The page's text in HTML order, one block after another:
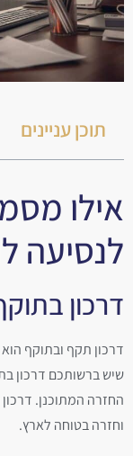
תוכן עניינים
אילו
לנסיעה
דרכון
דרכון תקף ובתוקף
החזרה המתוכנן.
וחזרה בטוחה לארץ.